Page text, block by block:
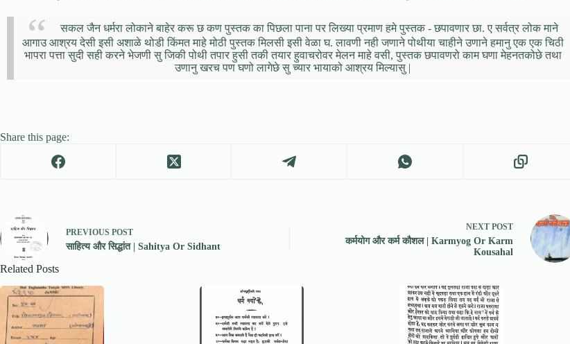
सकल जैन धर्मरा लोकाने बाहेर करू छ कण पुस्तक का पिछला पाना पर लिख्या प्रमाण हमे पुस्तक - छपावणार छा. ए सर्वत्र लोक माने
आगाउ आश्रय देसी इसी अशाळे थोडी किंमत माहे मोठी पुस्तक मिलसी इसी वेळा घ. लावणी नही जणाने पोथीया चाहीने उणाने हमानु एक एक चिठी
भापरा पत्ता सुदी सही करने भेजणी सु जिकी पोथी तपार हुसी तकी तयार हुवाचरोवर मेलन माहे वसी, पुस्तक छपावणरो काम घणा मेहनतकोछे तथा
उणानु खरच पण घणो लागेछे सु च्यार भायाको आश्रय मिल्यासु |
Share this page:
PREVIOUS POST
साहित्य और सिद्धांत | Sahitya Or Sidhant
NEXT POST
कर्मयोग और कर्म कौशल | Karmyog Or Karm
Kousahal
Related Posts